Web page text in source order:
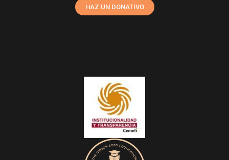
HAZ UN DONATIVO